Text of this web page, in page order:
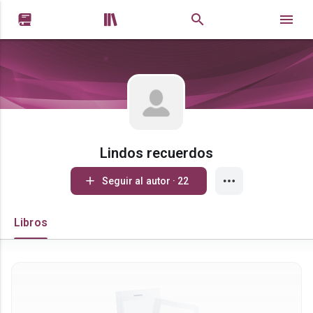
 
Lindos recuerdos
Seguir al autor · 22
Libros